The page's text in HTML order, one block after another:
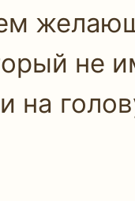
не
на